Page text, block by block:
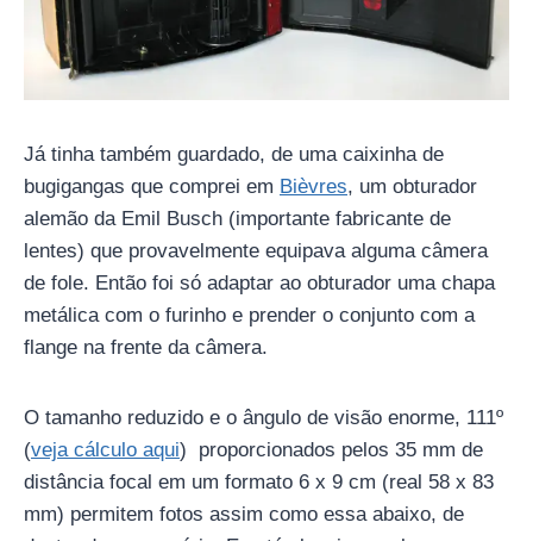
Já tinha também guardado, de uma caixinha de
bugigangas que comprei em Bièvres, um obturador
alemão da Emil Busch (importante fabricante de
lentes) que provavelmente equipava alguma câmera
de fole. Então foi só adaptar ao obturador uma chapa
metálica com o furinho e prender o conjunto com a
flange na frente da câmera.
O tamanho reduzido e o ângulo de visão enorme, 111º
(veja cálculo aqui) proporcionados pelos 35 mm de
distância focal em um formato 6 x 9 cm (real 58 x 83
mm) permitem fotos assim como essa abaixo, de